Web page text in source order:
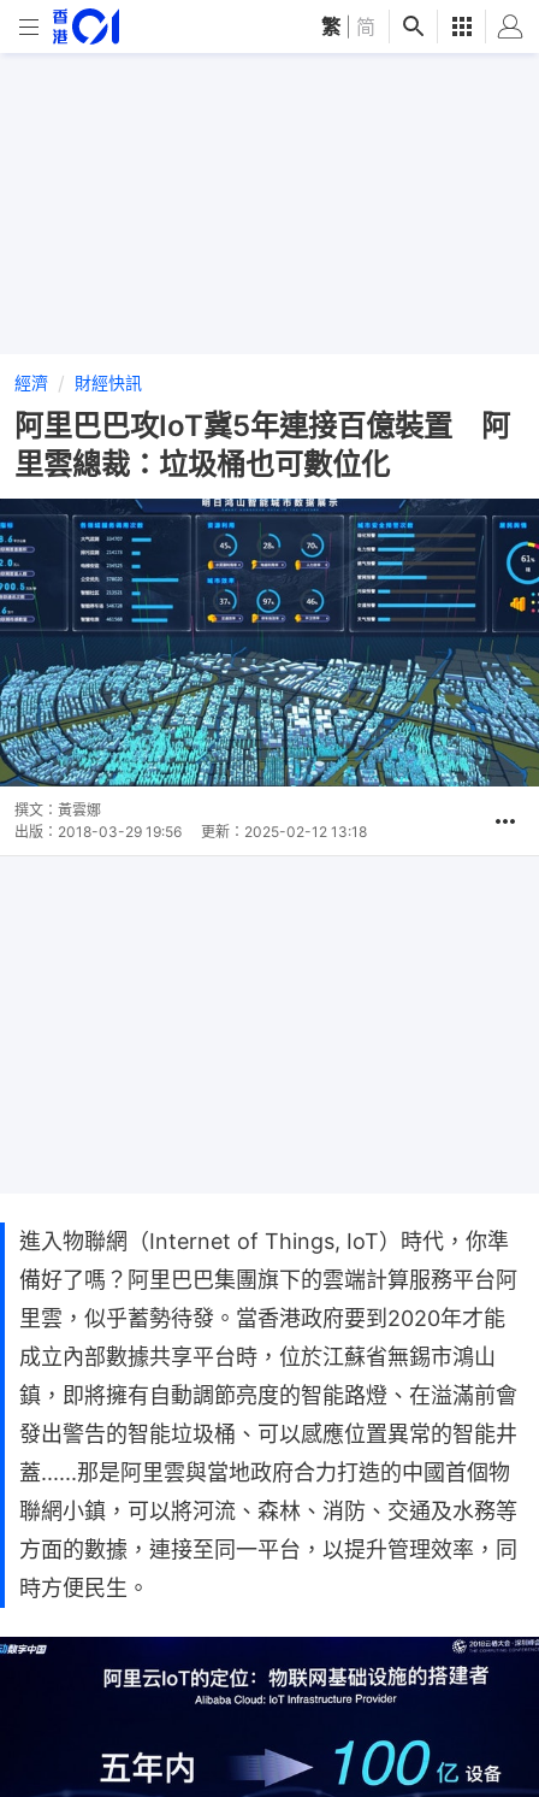
繁 简
經濟 財經快訊
阿里巴巴攻IoT冀5年連接百億裝置 阿
里雲總裁：垃圾桶也可數位化
撰文： 黃雲娜
出版： 2018-03-29 19:56 更新： 2025-02-12 13:18
進入物聯網（Internet of Things, IoT）時代，你準
備好了嗎？阿里巴巴集團旗下的雲端計算服務平台阿
里雲，似乎蓄勢待發。當香港政府要到2020年才能
成立內部數據共享平台時，位於江蘇省無錫市鴻山
鎮，即將擁有自動調節亮度的智能路燈、在溢滿前會
發出警告的智能垃圾桶、可以感應位置異常的智能井
蓋......那是阿里雲與當地政府合力打造的中國首個物
聯網小鎮，可以將河流、森林、消防、交通及水務等
方面的數據，連接至同一平台，以提升管理效率，同
時方便民生。